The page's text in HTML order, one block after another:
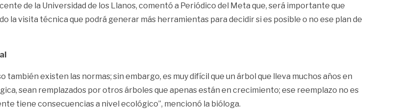
de la Universidad de los Llanos, comentó a Periódico del Meta que, será importante que
la visita técnica que podrá generar más herramientas para decidir si es posible o no ese plan de
existen las normas; sin embargo, es muy difícil que un árbol que lleva muchos años en
sean remplazados por otros árboles que apenas están en crecimiento; ese reemplazo no es
tiene consecuencias a nivel ecológico”, mencionó la bióloga.